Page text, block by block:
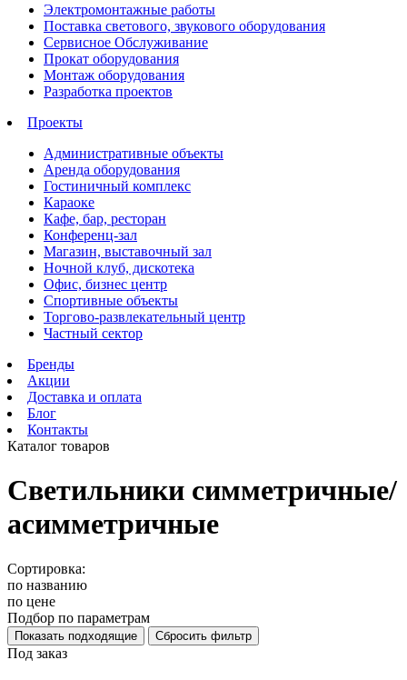
Электромонтажные работы
Поставка светового, звукового оборудования
Сервисное Обслуживание
Прокат оборудования
Монтаж оборудования
Разработка проектов
Проекты
Административные объекты
Аренда оборудования
Гостиничный комплекс
Караоке
Кафе, бар, ресторан
Конференц-зал
Магазин, выставочный зал
Ночной клуб, дискотека
Офис, бизнес центр
Спортивные объекты
Торгово-развлекательный центр
Частный сектор
Бренды
Акции
Доставка и оплата
Блог
Контакты
Каталог товаров
Светильники симметричные/
асимметричные
Сортировка:
по названию
по цене
Подбор по параметрам
Под заказ